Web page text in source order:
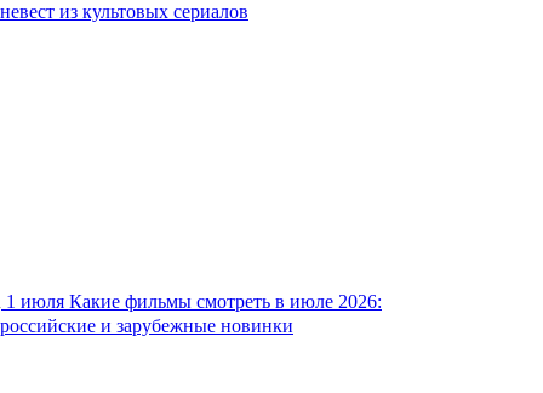
невест из культовых сериалов
1 июля Какие фильмы смотреть в июле 2026:
российские и зарубежные новинки